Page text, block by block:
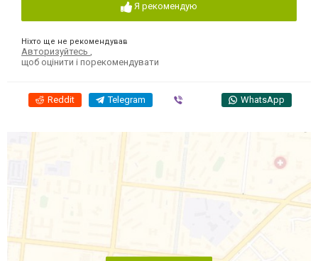
Я рекомендую
Ніхто ще не рекомендував
Авторизуйтесь
щоб оцінити і порекомендувати
Reddit Telegram WhatsApp